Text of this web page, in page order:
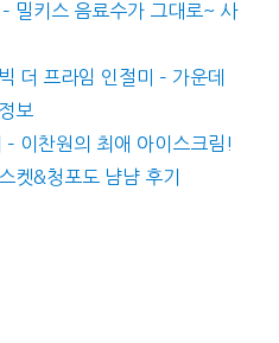
밀키스 음료수가 그대로~ 사
더 프라임 인절미 – 가운데
보
– 이찬원의 최애 아이스크림!
켓&청포도 냠냠 후기